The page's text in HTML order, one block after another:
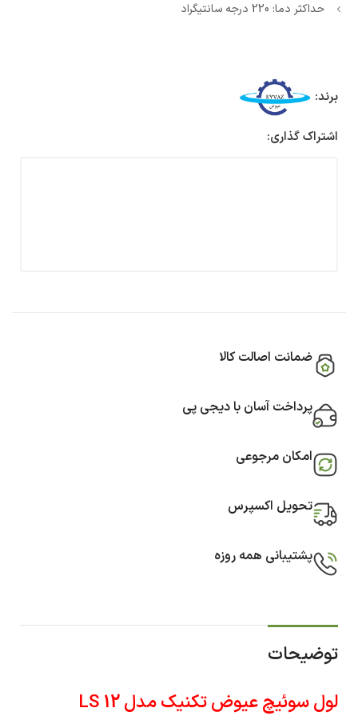
حداکثر دما: 220 درجه سانتیگراد
برند:
اشتراک گذاری:
ضمانت اصالت کالا
پرداخت آسان با دیجی پی
امکان مرجوعی
تحویل اکسپرس
پشتیبانی همه روزه
توضیحات
لول سوئیچ عیوض تکنیک مدل LS 12